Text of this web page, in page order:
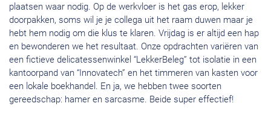
plaatsen waar nodig. Op de werkvloer is het gas erop, lekker
doorpakken, soms wil je je collega uit het raam duwen maar je
hebt hem nodig om die klus te klaren. Vrijdag is er altijd een hap
en bewonderen we het resultaat. Onze opdrachten variëren van
een fictieve delicatessenwinkel “LekkerBeleg” tot isolatie in een
kantoorpand van “Innovatech” en het timmeren van kasten voor
een lokale boekhandel. En ja, we hebben twee soorten
gereedschap: hamer en sarcasme. Beide super effectief!